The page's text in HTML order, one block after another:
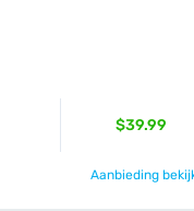
$39.99
Aanbieding